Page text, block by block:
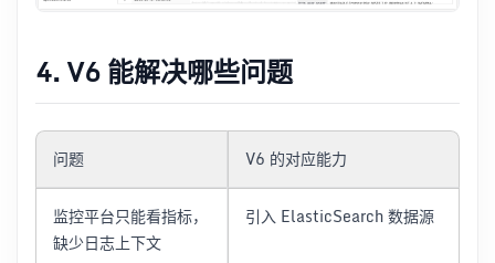
4. V6 能解决哪些问题
问题 V6 的对应能力
监控平台只能看指标，
缺少日志上下文
引入 ElasticSearch 数据源